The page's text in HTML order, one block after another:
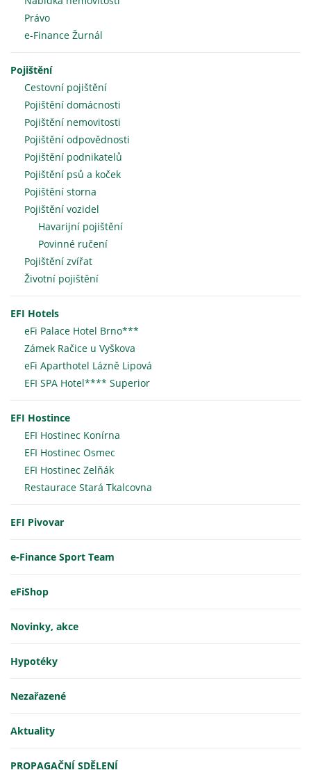
Právo
e-Finance Žurnál
Pojištění
Cestovní pojištění
Pojištění domácnosti
Pojištění nemovitosti
Pojištění odpovědnosti
Pojištění podnikatelů
Pojištění psů a koček
Pojištění storna
Pojištění vozidel
Havarijní pojištění
Povinné ručení
Pojištění zvířat
Životní pojištění
EFI Hotels
eFi Palace Hotel Brno***
Zámek Račice u Vyškova
eFi Aparthotel Lázně Lipová
EFI SPA Hotel**** Superior
EFI Hostince
EFI Hostinec Konírna
EFI Hostinec Osmec
EFI Hostinec Zelňák
Restaurace Stará Tkalcovna
EFI Pivovar
e-Finance Sport Team
eFiShop
Novinky, akce
Hypotéky
Nezařazené
Aktuality
PROPAGAČNÍ SDĚLENÍ